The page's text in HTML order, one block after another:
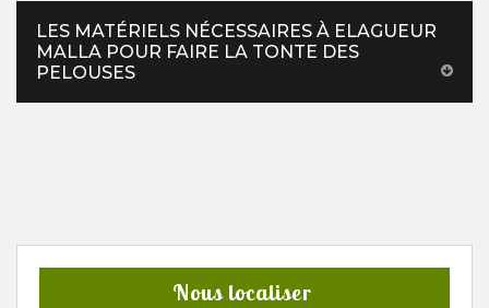
LES MATÉRIELS NÉCESSAIRES À ELAGUEUR
MALLA POUR FAIRE LA TONTE DES
PELOUSES
Nous localiser